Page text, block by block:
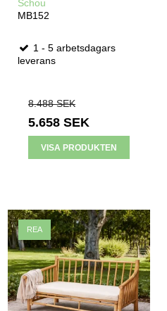
Schou
MB152
1 - 5 arbetsdagars
leverans
8.488 SEK
5.658 SEK
VISA PRODUKTEN
REA